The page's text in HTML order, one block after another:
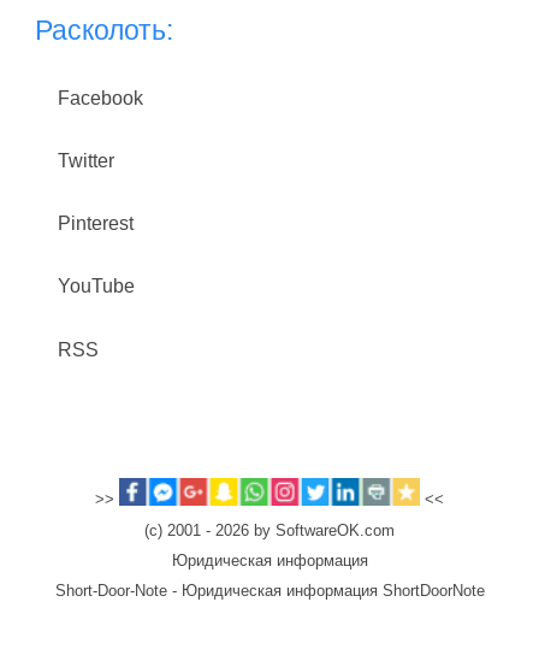
Расколоть:
Facebook
Twitter
Pinterest
YouTube
RSS
>>
<<
(c) 2001 - 2026 by SoftwareOK.com
Юридическая информация
Short-Door-Note - Юридическая информация ShortDoorNote